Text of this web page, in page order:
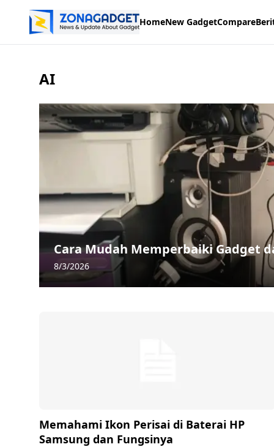
HomeNew GadgetCompare
AI
Cara Mudah Memperbaiki Gadget
8/3/2026
Memahami Ikon Perisai di Baterai HP
Samsung dan Fungsinya